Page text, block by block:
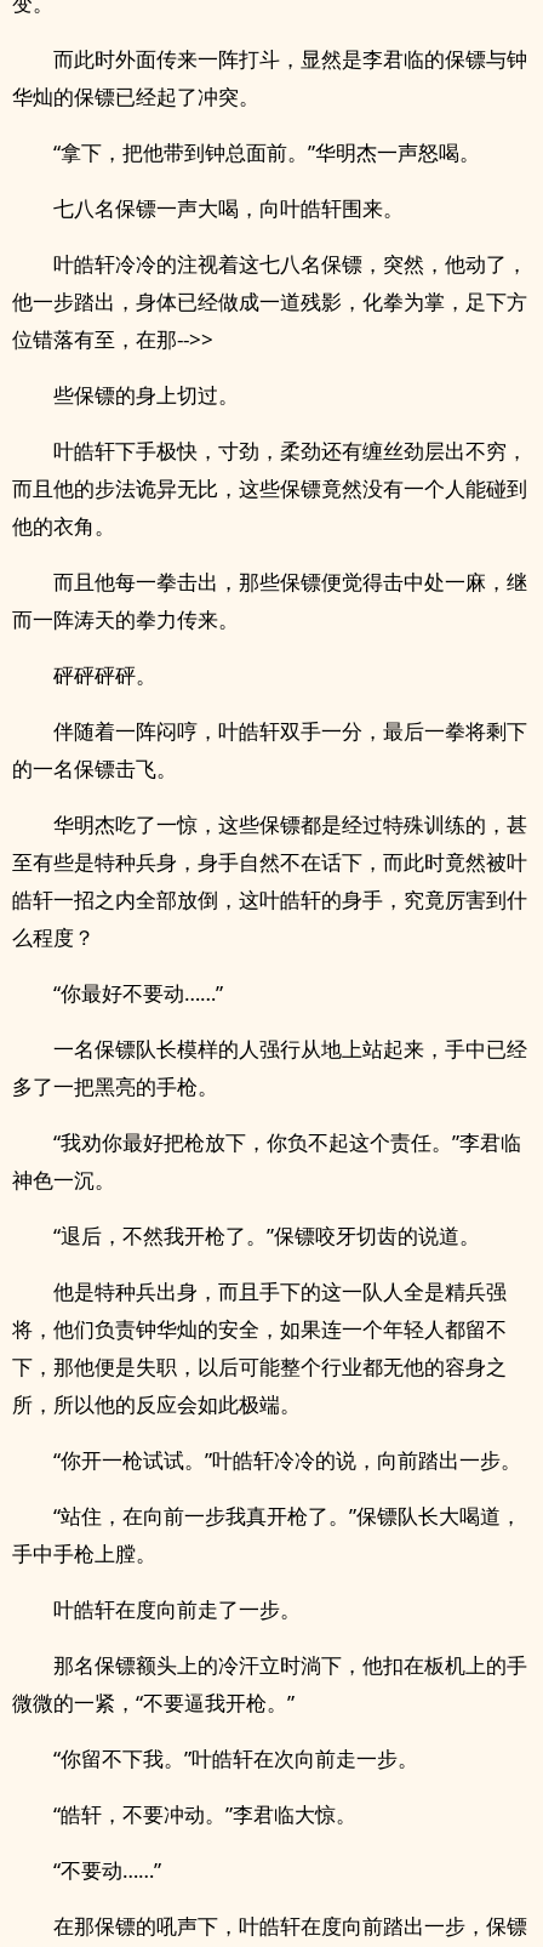
而此时外面传来一阵打斗，显然是李君临的保镖与钟
华灿的保镖已经起了冲突。
“拿下，把他带到钟总面前。”华明杰一声怒喝。
七八名保镖一声大喝，向叶皓轩围来。
叶皓轩冷冷的注视着这七八名保镖，突然，他动了，
他一步踏出，身体已经做成一道残影，化拳为掌，足下方
位错落有至，在那-->>
些保镖的身上切过。
叶皓轩下手极快，寸劲，柔劲还有缠丝劲层出不穷，
而且他的步法诡异无比，这些保镖竟然没有一个人能碰到
他的衣角。
而且他每一拳击出，那些保镖便觉得击中处一麻，继
而一阵涛天的拳力传来。
砰砰砰砰。
伴随着一阵闷哼，叶皓轩双手一分，最后一拳将剩下
的一名保镖击飞。
华明杰吃了一惊，这些保镖都是经过特殊训练的，甚
至有些是特种兵身，身手自然不在话下，而此时竟然被叶
皓轩一招之内全部放倒，这叶皓轩的身手，究竟厉害到什
么程度？
“你最好不要动……”
一名保镖队长模样的人强行从地上站起来，手中已经
多了一把黑亮的手枪。
“我劝你最好把枪放下，你负不起这个责任。”李君临
神色一沉。
“退后，不然我开枪了。”保镖咬牙切齿的说道。
他是特种兵出身，而且手下的这一队人全是精兵强
将，他们负责钟华灿的安全，如果连一个年轻人都留不
下，那他便是失职，以后可能整个行业都无他的容身之
所，所以他的反应会如此极端。
“你开一枪试试。”叶皓轩冷冷的说，向前踏出一步。
“站住，在向前一步我真开枪了。”保镖队长大喝道，
手中手枪上膛。
叶皓轩在度向前走了一步。
那名保镖额头上的冷汗立时淌下，他扣在板机上的手
微微的一紧，“不要逼我开枪。”
“你留不下我。”叶皓轩在次向前走一步。
“皓轩，不要冲动。”李君临大惊。
“不要动……”
在那保镖的吼声下，叶皓轩在度向前踏出一步，保镖